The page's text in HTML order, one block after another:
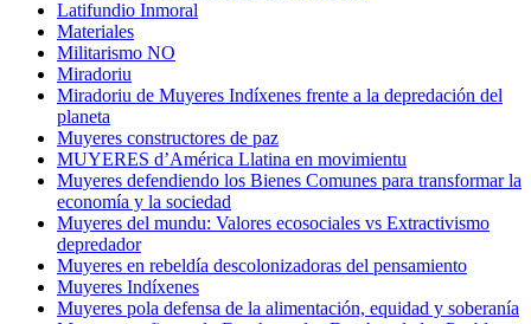
Latifundio Inmoral
Materiales
Militarismo NO
Miradoriu
Miradoriu de Muyeres Indíxenes frente a la depredación del
planeta
Muyeres constructores de paz
MUYERES d’América Llatina en movimientu
Muyeres defendiendo los Bienes Comunes para transformar la
economía y la sociedad
Muyeres del mundu: Valores ecosociales vs Extractivismo
depredador
Muyeres en rebeldía descolonizadoras del pensamiento
Muyeres Indíxenes
Muyeres pola defensa de la alimentación, equidad y soberanía